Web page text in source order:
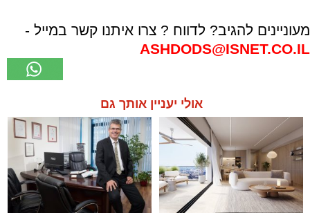
מעוניינים להגיב? לדווח ? צרו איתנו קשר במייל -
ASHDODS@ISNET.CO.IL
אולי יעניין אותך גם